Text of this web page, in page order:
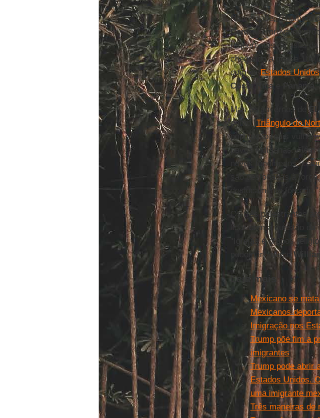
Na verdade, o número
Central é prova do
requerentes de asilo da
chegando a quase
com osEstados Unidos
Costa Ricae Panamá
Mas os governos deEl
como "Triângulo do
população mais
povos indígenas. Além
novos fenômenos,
são deslocadas à
deslocamento forçado."
Os três palestrantes
lidar com a questão
"Igrejas e grupos
podem ir", disse
Leia mais
Mexicano se
Mexicanos
Imigração nos
Trump põe fim a
imigrantes
Trump pode abrir
Estados Unidos.
uma imigrante
Três maneiras de